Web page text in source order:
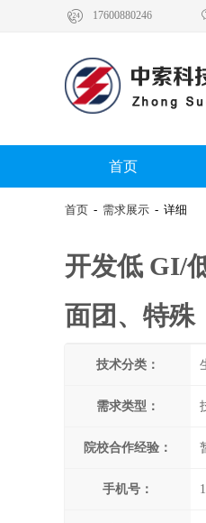
 17600880246
首页
首页 - 需求展示 - 详细
开发低 GI/
面团、特殊
技术分类：
需求类型：
院校合作经验：
手机号：